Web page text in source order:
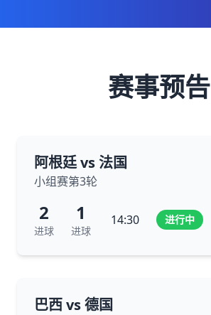
赛事预告
阿根廷 vs 法国
小组赛第3轮
2
进球
1
进球
14:30 进行中
巴西 vs 德国